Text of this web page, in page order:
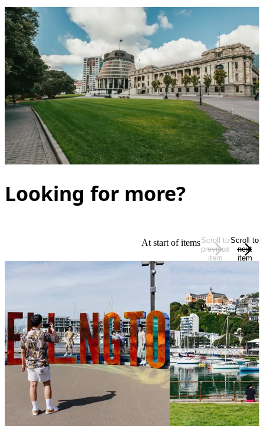
Looking for more?
At start of itemsScroll to
previous
item
Scroll to
next
item